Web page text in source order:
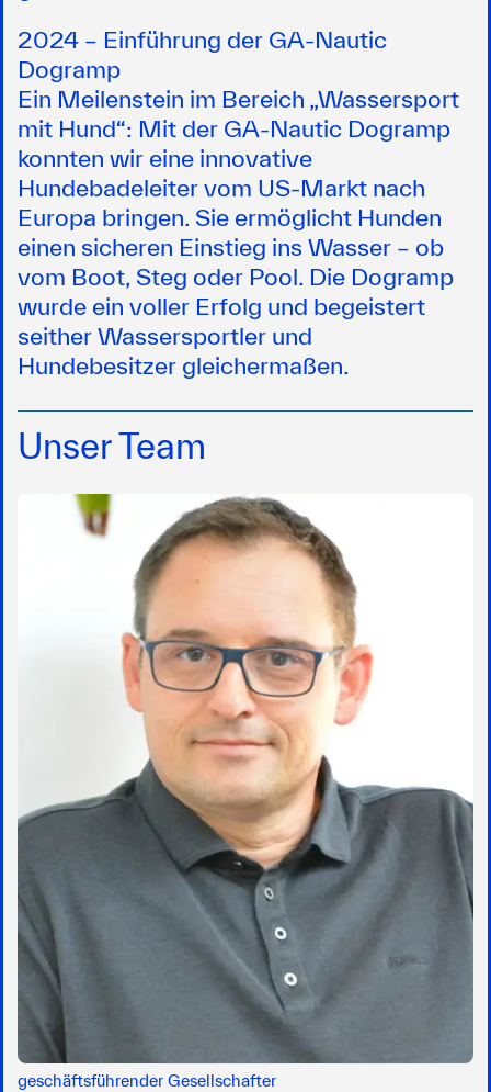
2024 – Einführung der GA-Nautic
Dogramp
Ein Meilenstein im Bereich „Wassersport
mit Hund“: Mit der GA-Nautic Dogramp
konnten wir eine innovative
Hundebadeleiter vom US-Markt nach
Europa bringen. Sie ermöglicht Hunden
einen sicheren Einstieg ins Wasser – ob
vom Boot, Steg oder Pool. Die Dogramp
wurde ein voller Erfolg und begeistert
seither Wassersportler und
Hundebesitzer gleichermaßen.
Unser Team
geschäftsführender Gesellschafter